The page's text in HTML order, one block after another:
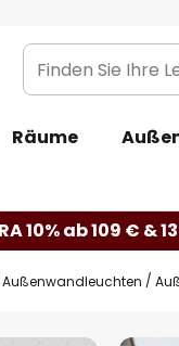
Finden
Sie
Leuchte...
Räume
10% ab 109 € &
Außenwandleuchten